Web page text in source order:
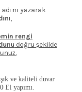
yazarak
,
rengi
doğru şekilde
şık ve kaliteli duvar
El yapımı.